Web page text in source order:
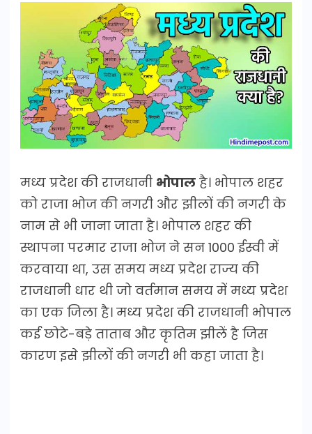
मध्य प्रदेश की राजधानी भोपाल है। भोपाल शहर
को राजा भोज की नगरी और झीलों की नगरी के
नाम से भी जाना जाता है। भोपाल शहर की
स्थापना परमार राजा भोज ने सन 1000 ईस्वी में
करवाया था, उस समय मध्य प्रदेश राज्य की
राजधानी धार थी जो वर्तमान समय में मध्य प्रदेश
का एक जिला है। मध्य प्रदेश की राजधानी भोपाल
कई छोटे-बड़े ताताब और कृतिम झीलें है जिस
कारण इसे झीलों की नगरी भी कहा जाता है।